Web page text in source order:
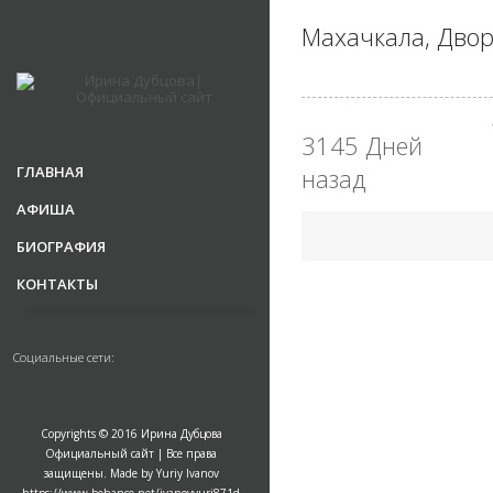
ГЛАВНАЯ
АФИША
БИОГРАФИЯ
КОНТАКТЫ
Социальные сети:
Copyrights © 2016 Ирина Дубцова
Официальный сайт | Все права
защищены. Made by Yuriy Ivanov
Махачкала,
3145 Дней
назад